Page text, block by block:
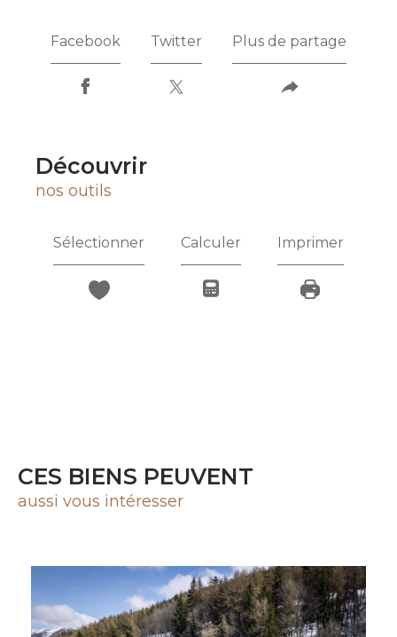
Facebook Twitter Plus de partage
découvrir
nos outils
Sélectionner Calculer Imprimer
CES BIENS PEUVENT
aussi vous intéresser